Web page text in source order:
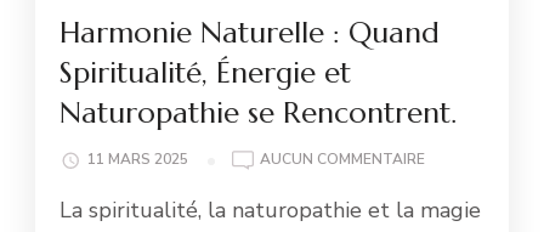
Harmonie Naturelle : Quand
Spiritualité, Énergie et
Naturopathie se Rencontrent.
11 MARS 2025 AUCUN COMMENTAIREHARMONIE
:
La spiritualité, la naturopathie et la magie